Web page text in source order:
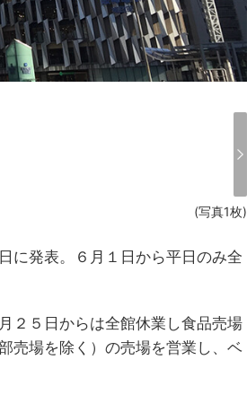
(写真1枚)
に発表。６月１日から平日のみ全
２５日からは全館休業し食品売場
売場を除く）の売場を営業し、ベ